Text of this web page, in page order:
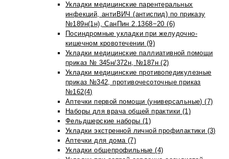
Укладки медицинские парентеральных
инфекций, антиВИЧ (антиспид) по приказу
№189н(1н), СанПин 2.1368−20 (6)
Посиндромные укладки при желудочно-
кишечном кровотечении (9)
Укладки медицинские паллиативной помощи
приказ № 345н/372н, №187н (2)
Укладки медицинские противопедикулезные
приказ №342, противочесоточные приказ
№162(4)
Аптечки первой помощи (универсальные) (7)
Наборы для врача общей практики (1)
Фельдшерские наборы (1)
Укладки экстренной личной профилактики (3)
Аптечки для дома (7)
Укладки общепрофильные (4)